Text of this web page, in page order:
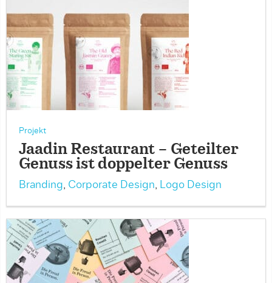
Projekt
Jaadin Restaurant – Geteilter
Genuss ist doppelter Genuss
Branding, Corporate Design, Logo Design